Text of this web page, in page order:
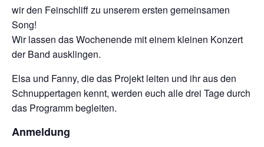
wir den Feinschliff zu unserem ersten gemeinsamen
Song!
Wir lassen das Wochenende mit einem kleinen Konzert
der Band ausklingen.
Elsa und Fanny, die das Projekt leiten und ihr aus den
Schnuppertagen kennt, werden euch alle drei Tage durch
das Programm begleiten.
Anmeldung